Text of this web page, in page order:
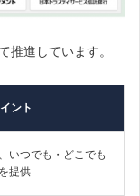
推進しています。
ント
いつでも・どこでも
提供